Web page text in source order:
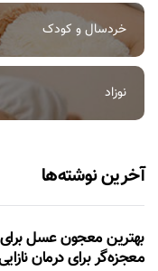
خردسال و کودک
نوزاد
آخرین نوشته‌ها
بهترین معجون عسل برای
معجزه‌گر برای درمان